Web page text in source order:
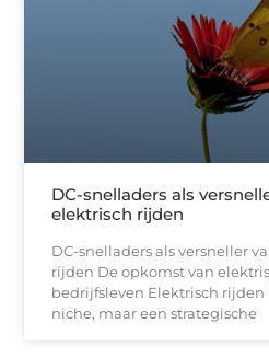
DC-snelladers als
elektrisch rijden
DC-snelladers als versneller
rijden De opkomst van
bedrijfsleven Elektrisch rijden
niche, maar een strategische